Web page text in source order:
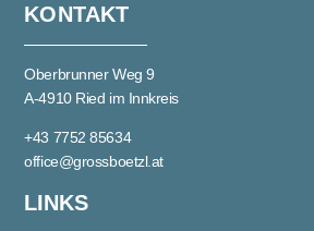
LINKS
KONTAKT
Oberbrunner Weg 9
A-4910 Ried im Innkreis
+43 7752 85634
office@grossboetzl.at